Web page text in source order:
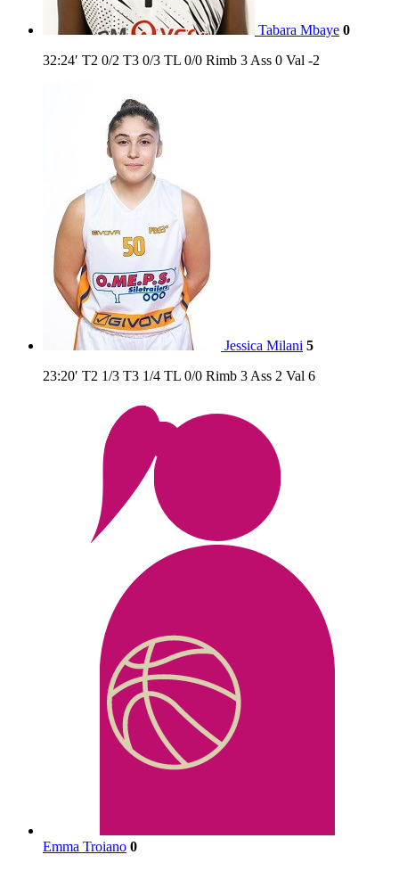
Tabara Mbaye 0
32:24′ T2 0/2 T3 0/3 TL 0/0 Rimb 3 Ass 0 Val -2
Jessica Milani 5
23:20′ T2 1/3 T3 1/4 TL 0/0 Rimb 3 Ass 2 Val 6
Emma Troiano 0